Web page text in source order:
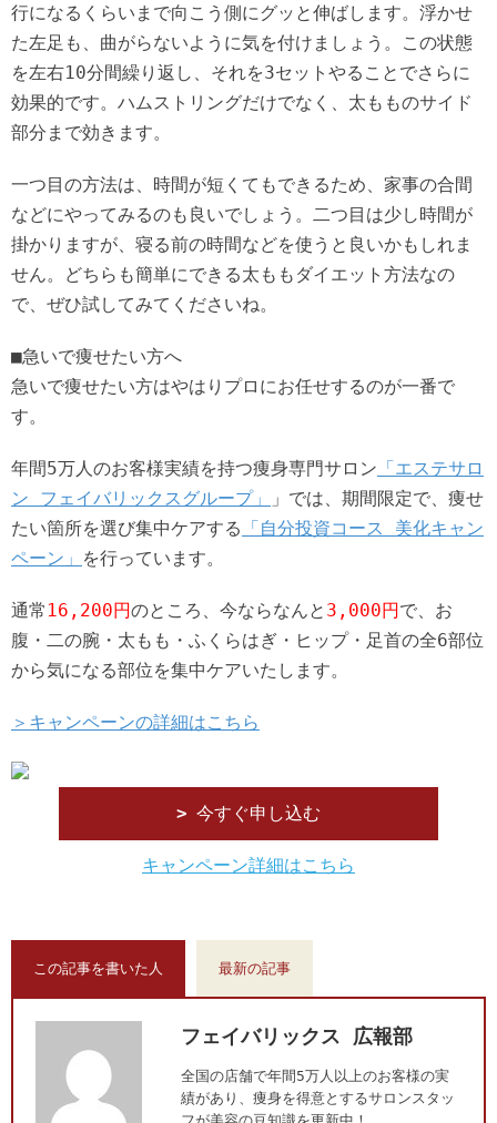
行になるくらいまで向こう側にグッと伸ばします。浮かせ
た左足も、曲がらないように気を付けましょう。この状態
を左右10分間繰り返し、それを3セットやることでさらに
効果的です。ハムストリングだけでなく、太もものサイド
部分まで効きます。
一つ目の方法は、時間が短くてもできるため、家事の合間
などにやってみるのも良いでしょう。二つ目は少し時間が
掛かりますが、寝る前の時間などを使うと良いかもしれま
せん。どちらも簡単にできる太ももダイエット方法なの
で、ぜひ試してみてくださいね。
■急いで痩せたい方へ
急いで痩せたい方はやはりプロにお任せするのが一番で
す。
年間5万人のお客様実績を持つ痩身専門サロン 「エステサロ
ン フェイバリックスグループ」
」では、期間限定で、痩せ
たい箇所を選び集中ケアする 「自分投資コース 美化キャン
ペーン」 を行っています。
通常 16,200円のところ、今ならなんと 3,000円で、お
腹・二の腕・太もも・ふくらはぎ・ヒップ・足首の全6部位
から気になる部位を集中ケアいたします。
＞キャンペーンの詳細はこちら
今すぐ申し込む
キャンペーン詳細はこちら
この記事を書いた人 最新の記事
フェイバリックス 広報部
全国の店舗で年間5万人以上のお客様の実
績があり、痩身を得意とするサロンスタッ